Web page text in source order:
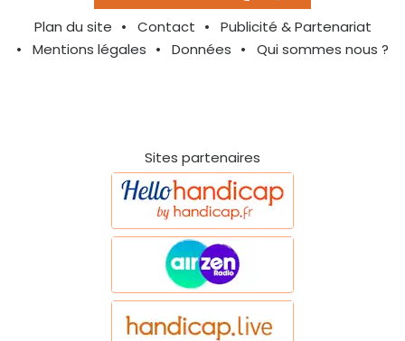
Plan du site Contact
Publicité & Partenariat
Mentions légales
Données Qui sommes nous ?
Sites partenaires